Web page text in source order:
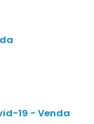
19 - Venda